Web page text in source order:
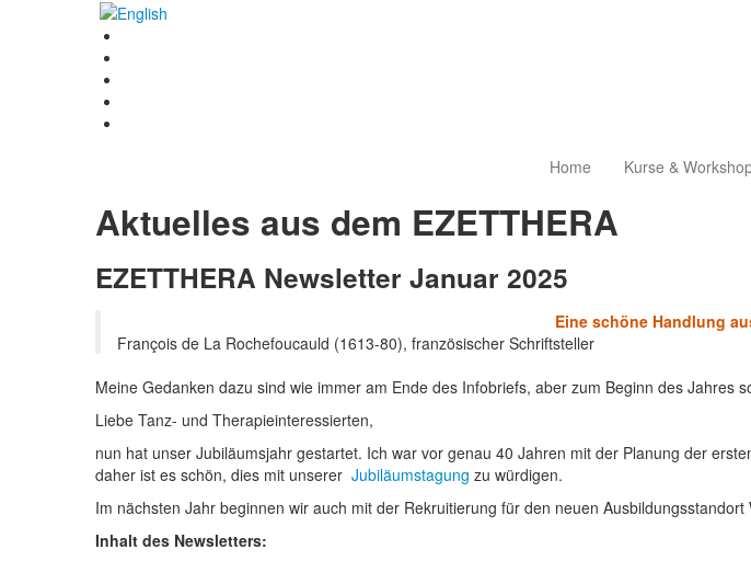
Home Kurse &
Aktuelles aus dem EZETTHERA
EZETTHERA Newsletter Januar 2025
Eine schöne Handlung
François de La Rochefoucauld (1613-80), französischer Schriftsteller
Meine Gedanken dazu sind wie immer am Ende des Infobriefs, aber zum Beginn des Jahres
Liebe Tanz- und Therapieinteressierten,
nun hat unser Jubiläumsjahr gestartet. Ich war vor genau 40 Jahren mit der Planung der
daher ist es schön, dies mit unserer Jubiläumstagung zu würdigen.
Im nächsten Jahr beginnen wir auch mit der Rekruitierung für den neuen Ausbildungsstandort
Inhalt des Newsletters: